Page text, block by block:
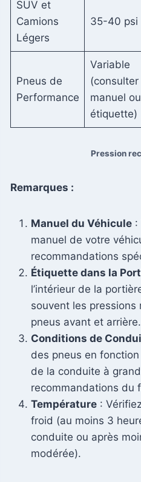
SUV et
Camions
Légers
35-40 psi
Pneus de
Performance
Variable
(consulter
manuel ou
étiquette)
Pression
Remarques :
Manuel du Véhicule :
manuel de votre
recommandations
Étiquette dans la
l’intérieur de la
souvent les pressions
pneus avant et arrière.
Conditions de
des pneus en
de la conduite à
recommandations du
Température :
froid (au moins 3
conduite ou après
modérée).